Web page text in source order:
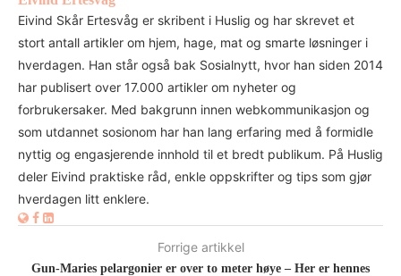
Eivind Skår Ertesvåg er skribent i Huslig og har skrevet et
stort antall artikler om hjem, hage, mat og smarte løsninger i
hverdagen. Han står også bak Sosialnytt, hvor han siden 2014
har publisert over 17.000 artikler om nyheter og
forbrukersaker. Med bakgrunn innen webkommunikasjon og
som utdannet sosionom har han lang erfaring med å formidle
nyttig og engasjerende innhold til et bredt publikum. På Huslig
deler Eivind praktiske råd, enkle oppskrifter og tips som gjør
hverdagen litt enklere.
Forrige artikkel
Gun-Maries pelargonier er over to meter høye – Her er hennes